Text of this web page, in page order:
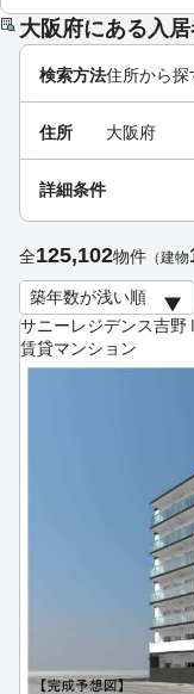
大阪府にある入
サニーレジデンス吉野
賃貸マンション
検索方法住所から探
住所 大阪府
詳細条件
全125,102物件 （建物